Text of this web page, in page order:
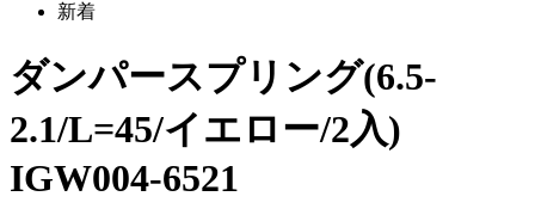
新着
ダンパースプリング(6.5-
2.1/L=45/イエロー/2入)
IGW004-6521